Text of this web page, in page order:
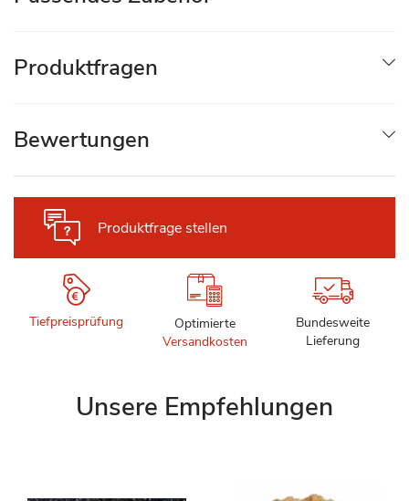
Produktfrage stellen
Tiefpreisprüfung
Optimierte
Versandkosten
Bundesweite
Lieferung
Produktfragen
Bewertungen
Unsere Empfehlungen